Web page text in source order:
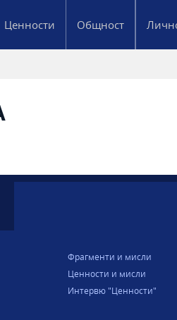
Ценности Общност
Фрагменти и мисли
Ценности и мисли
Интервю "Ценности"